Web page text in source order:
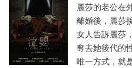
麗莎的老公在
離婚後，麗莎
女人告訴麗莎
奪去她後代的
唯一方式，就